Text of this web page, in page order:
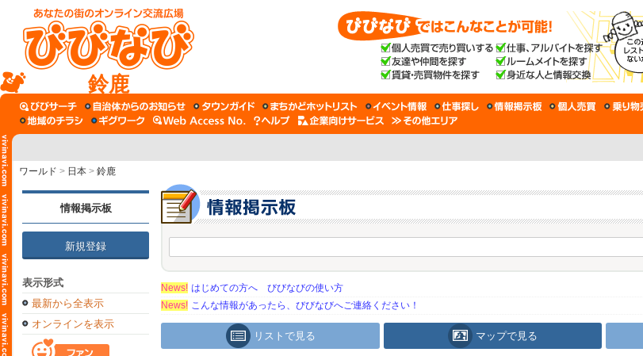
鈴鹿
ワールド > 日本 > 鈴鹿
情報掲示板
新規登録
表示形式
最新から全表示
オンラインを表示
News! はじめての方へ びびなびの使い方
News! こんな情報があったら、びびなびへご連絡ください！
リストで見る マップで見る